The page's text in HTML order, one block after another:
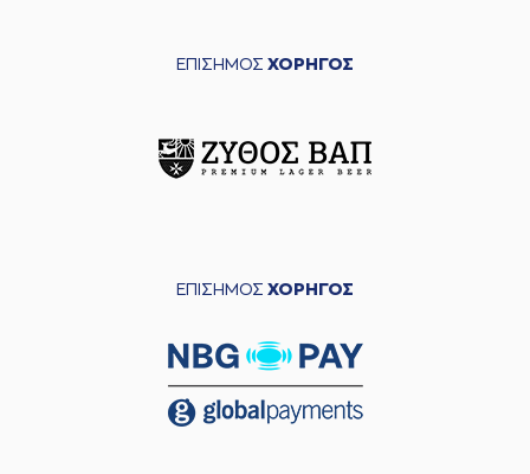
ΕΠΙΣΗΜΟΣ ΧΟΡΗΓΟΣ
ΕΠΙΣΗΜΟΣ ΧΟΡΗΓΟΣ